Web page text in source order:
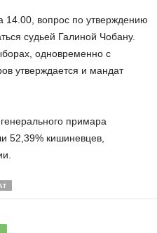
14.00, вопрос по утверждению
судьей Галиной Чобану.
одновременно с
утверждается и мандат
примара
52,39% кишиневцев,